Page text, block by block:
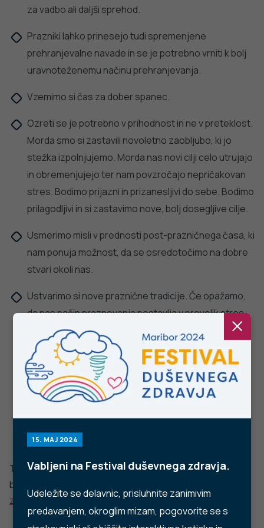
javno
zdravje
NALEZLJIVE BOLEZNI
Tedensko spremljanje respiratornega
sincicijskega virusa (RSV)
PODROBNO
Stopite v stik z nami
Ne najdete odgovora na vaše vprašanje? Zastavite nam
vprašanje!
POŠLJI VPRAŠANJE
Facebook Twitter
YouTube Instagram